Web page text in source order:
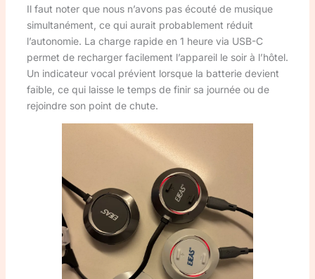
Il faut noter que nous n’avons pas écouté de musique
simultanément, ce qui aurait probablement réduit
l’autonomie. La charge rapide en 1 heure via USB-C
permet de recharger facilement l’appareil le soir à l’hôtel.
Un indicateur vocal prévient lorsque la batterie devient
faible, ce qui laisse le temps de finir sa journée ou de
rejoindre son point de chute.